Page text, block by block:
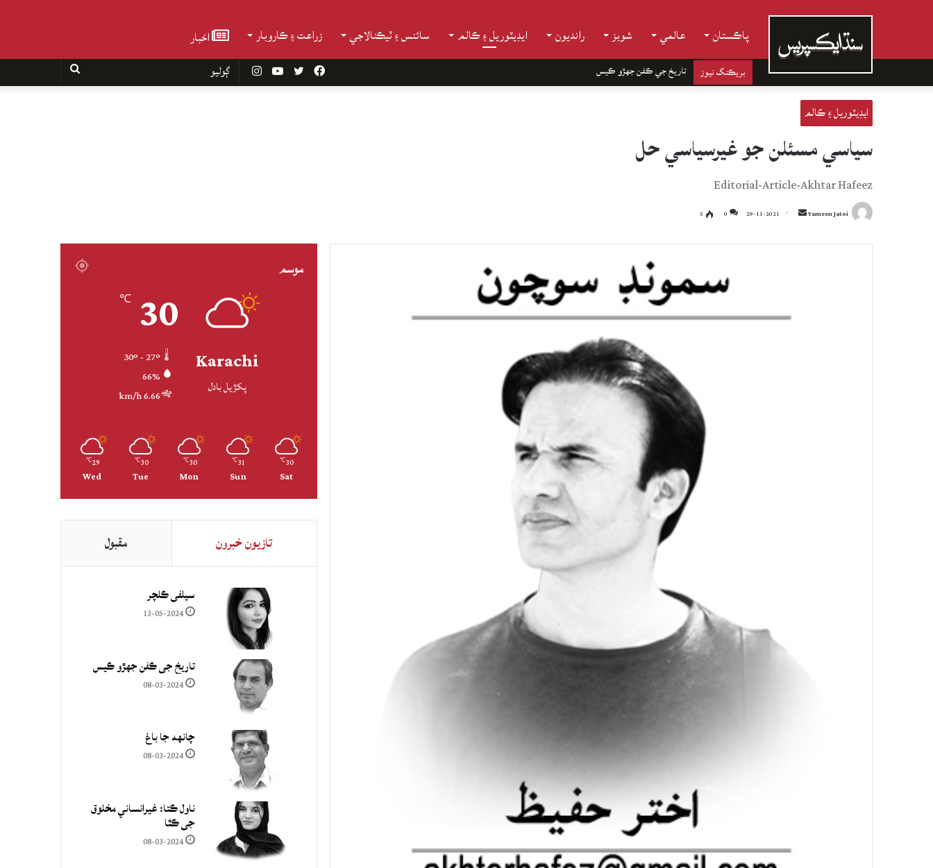
پاڪستان عالمي شوبز رانديون ايڊيٽوريل ۽ ڪالم سائنس ۽ ٽيڪنالاجي زراعت ۽ ڪاروبار اخبار
بريڪنگ نيوز تاريخ جي ڪفن جھڙو ڪيس InstagramYouTube Twitter
Facebook
ايڊيٽوريل ۽ ڪالم
سياسي مسئلن جو غيرسياسي حل
Editorial-Article-Akhtar Hafeez
Yameen Jatoi
Send
email
29-11-2021
0
5
موسم
Karachi
پکڙيل بادل
30
℃
66%
6.66 km/h
30
℃
Sat
31
℃
Sun
30
℃
Mon
30
℃
Tue
29
℃
Wed
تازيون خبرون مقبول
سيلفي ڪلچر
13-05-2024
تاريخ جي ڪفن جھڙو ڪيس
08-03-2024
چانهه جا باغ
08-03-2024
ناول ڪتا: غيرانساني مخلوق
جي ڪٿا
08-03-2024